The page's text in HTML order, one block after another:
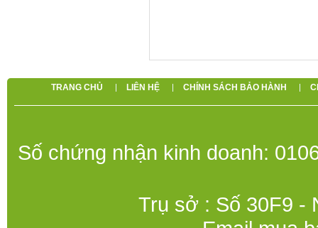
TRANG CHỦ LIÊN HỆ CHÍNH SÁCH BẢO HÀNH
Số chứng nhận kinh doanh:
Trụ sở : Số 30F9 -